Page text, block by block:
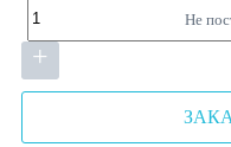
+
Не